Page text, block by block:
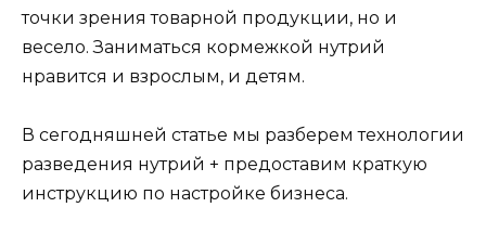
точки зрения товарной продукции, но и
весело. Заниматься кормежкой нутрий
нравится и взрослым, и детям.
В сегодняшней статье мы разберем технологии
разведения нутрий + предоставим краткую
инструкцию по настройке бизнеса.